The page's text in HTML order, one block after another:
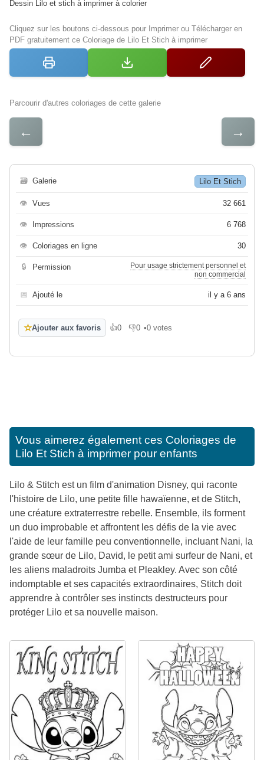
Dessin Lilo et stich à imprimer à colorier
Cliquez sur les boutons ci-dessous pour Imprimer ou Télécharger en
PDF gratuitement ce Coloriage de Lilo Et Stich à imprimer
Parcourir d'autres coloriages de cette galerie
← →
🗃 Galerie Lilo Et Stich
👁 Vues 32 661
👁 Impressions 6 768
👁 Coloriages en ligne 30
🔒 Permission
Pour usage strictement personnel et
non commercial
📅 Ajouté le il y a 6 ans
☆Ajouter aux favoris 👍0
J'aime 👎0
Je n'aime pas
•0 votes
Vous aimerez également ces Coloriages de
Lilo Et Stich à imprimer pour enfants
Lilo & Stitch est un film d'animation Disney, qui raconte
l'histoire de Lilo, une petite fille hawaïenne, et de Stitch,
une créature extraterrestre rebelle. Ensemble, ils forment
un duo improbable et affrontent les défis de la vie avec
l'aide de leur famille peu conventionnelle, incluant Nani, la
grande sœur de Lilo, David, le petit ami surfeur de Nani, et
les aliens maladroits Jumba et Pleakley. Avec son côté
indomptable et ses capacités extraordinaires, Stitch doit
apprendre à contrôler ses instincts destructeurs pour
protéger Lilo et sa nouvelle maison.